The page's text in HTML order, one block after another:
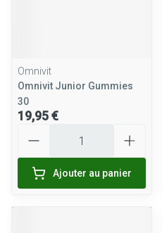
Omnivit
Omnivit Junior Gummies
30
19,95 €
Ajouter au panier